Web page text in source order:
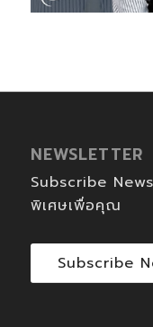
NEWSLETTER
Subscribe
พิเศษเพื่อคุณ
Subscribe